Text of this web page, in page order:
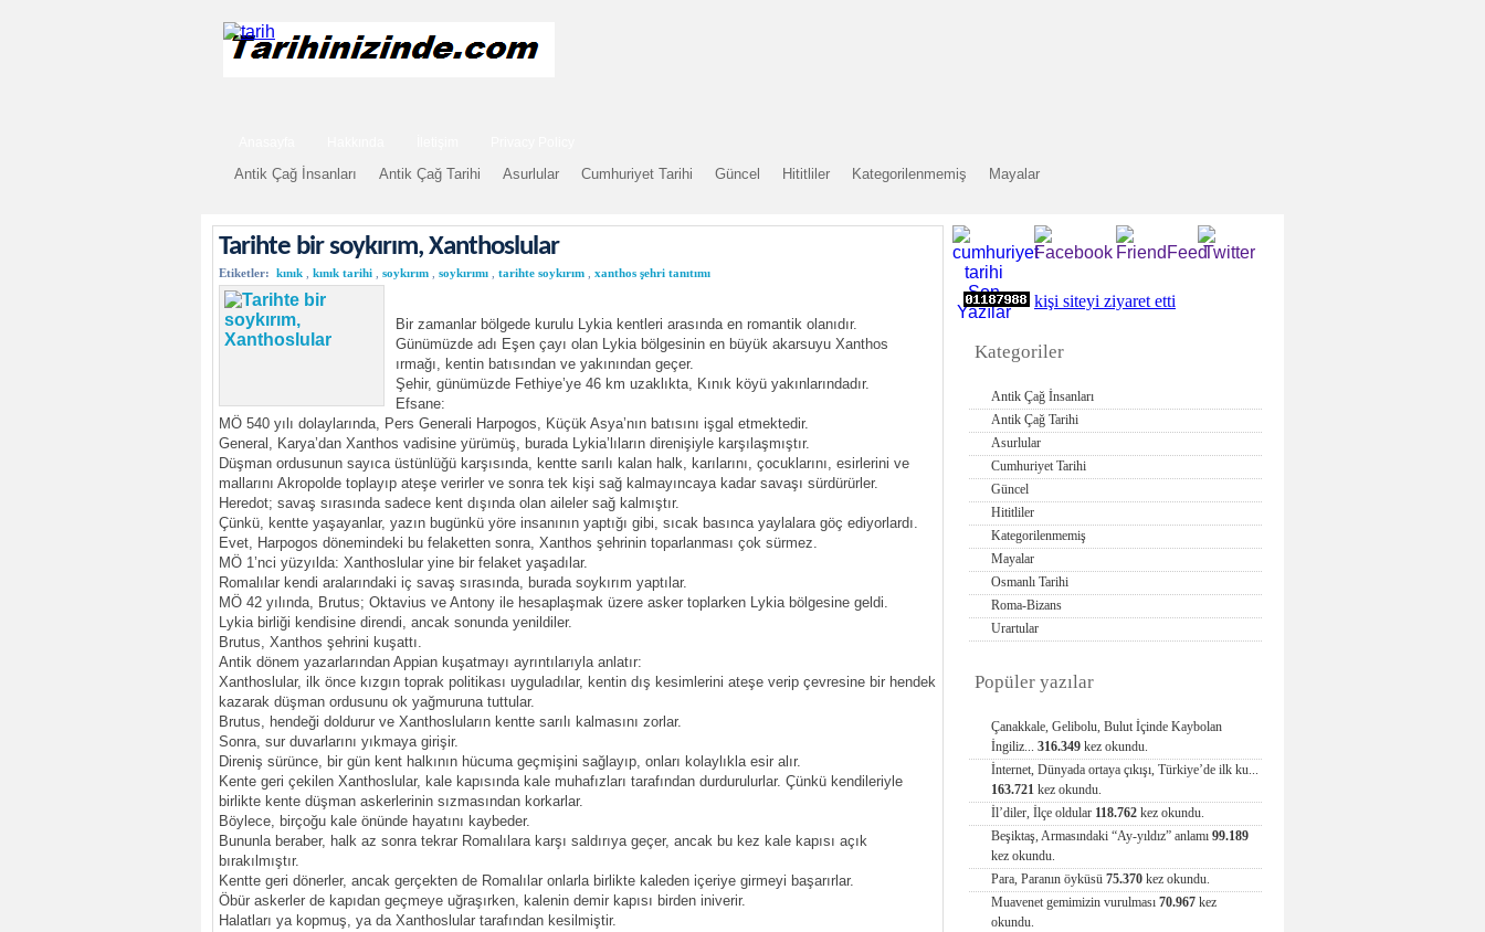
Antik Çağ İnsanları Antik Çağ Tarihi Asurlular Cumhuriyet Tarihi Güncel Hititliler Kategorilenmemiş Mayalar
Tarihte bir soykırım, Xanthoslular
Etiketler: kınık kınık tarihi soykırım soykırımı tarihte soykırım xanthos şehri tanıtımı
Bir zamanlar bölgede kurulu Lykia kentleri arasında en romantik olanıdır.
Günümüzde adı Eşen çayı olan Lykia bölgesinin en büyük akarsuyu Xanthos
ırmağı, kentin batısından ve yakınından geçer.
Şehir, günümüzde Fethiye’ye 46 km uzaklıkta, Kınık köyü yakınlarındadır.
Efsane:
MÖ 540 yılı dolaylarında, Pers Generali Harpogos, Küçük Asya’nın batısını işgal etmektedir.
General, Karya’dan Xanthos vadisine yürümüş, burada Lykia’lıların direnişiyle karşılaşmıştır.
Düşman ordusunun sayıca üstünlüğü karşısında, kentte sarılı kalan halk, karılarını, çocuklarını, esirlerini ve
mallarını Akropolde toplayıp ateşe verirler ve sonra tek kişi sağ kalmayıncaya kadar savaşı sürdürürler.
Heredot; savaş sırasında sadece kent dışında olan aileler sağ kalmıştır.
Çünkü, kentte yaşayanlar, yazın bugünkü yöre insanının yaptığı gibi, sıcak basınca yaylalara göç ediyorlardı.
Evet, Harpogos dönemindeki bu felaketten sonra, Xanthos şehrinin toparlanması çok sürmez.
MÖ 1’nci yüzyılda: Xanthoslular yine bir felaket yaşadılar.
Romalılar kendi aralarındaki iç savaş sırasında, burada soykırım yaptılar.
MÖ 42 yılında, Brutus; Oktavius ve Antony ile hesaplaşmak üzere asker toplarken Lykia bölgesine geldi.
Lykia birliği kendisine direndi, ancak sonunda yenildiler.
Brutus, Xanthos şehrini kuşattı.
Antik dönem yazarlarından Appian kuşatmayı ayrıntılarıyla anlatır:
Xanthoslular, ilk önce kızgın toprak politikası uyguladılar, kentin dış kesimlerini ateşe verip çevresine bir hendek
kazarak düşman ordusunu ok yağmuruna tuttular.
Brutus, hendeği doldurur ve Xanthosluların kentte sarılı kalmasını zorlar.
Sonra, sur duvarlarını yıkmaya girişir.
Direniş sürünce, bir gün kent halkının hücuma geçmişini sağlayıp, onları kolaylıkla esir alır.
Kente geri çekilen Xanthoslular, kale kapısında kale muhafızları tarafından durdurulurlar. Çünkü kendileriyle
birlikte kente düşman askerlerinin sızmasından korkarlar.
Böylece, birçoğu kale önünde hayatını kaybeder.
Bununla beraber, halk az sonra tekrar Romalılara karşı saldırıya geçer, ancak bu kez kale kapısı açık
bırakılmıştır.
Kentte geri dönerler, ancak gerçekten de Romalılar onlarla birlikte kaleden içeriye girmeyi başarırlar.
Öbür askerler de kapıdan geçmeye uğraşırken, kalenin demir kapısı birden iniverir.
Halatları ya kopmuş, ya da Xanthoslular tarafından kesilmiştir.
kişi siteyi ziyaret etti
Kategoriler
Antik Çağ İnsanları
Antik Çağ Tarihi
Asurlular
Cumhuriyet Tarihi
Güncel
Hititliler
Kategorilenmemiş
Mayalar
Osmanlı Tarihi
Roma-Bizans
Urartular
Popüler yazılar
Çanakkale, Gelibolu, Bulut İçinde Kaybolan
İngiliz... 316.349 kez okundu.
İnternet, Dünyada ortaya çıkışı, Türkiye’de ilk ku...
163.721 kez okundu.
İl’diler, İlçe oldular 118.762 kez okundu.
Beşiktaş, Armasındaki “Ay-yıldız” anlamı 99.189
kez okundu.
Para, Paranın öyküsü 75.370 kez okundu.
Muavenet gemimizin vurulması 70.967 kez
okundu.